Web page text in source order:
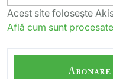
Acest site folosește
Află cum sunt